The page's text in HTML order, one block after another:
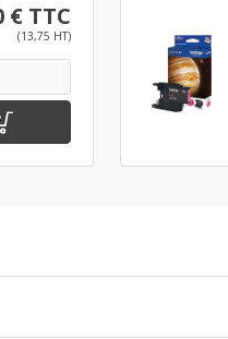
€ TTC
(13,75 HT)